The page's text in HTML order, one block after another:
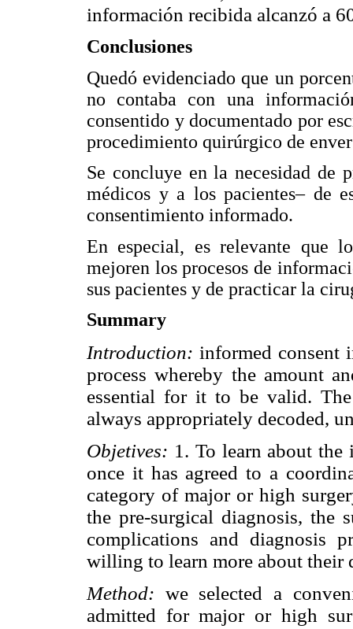
información recibida alcanzó a
Conclusiones
Quedó evidenciado que un
no contaba con una
consentido y documentado por
procedimiento quirúrgico de
Se concluye en la necesidad de
médicos y a los pacientes– de
consentimiento informado.
En especial, es relevante que
mejoren los procesos de
sus pacientes y de practicar la
Summary
Introduction: informed consent
process whereby the amount
essential for it to be valid.
always appropriately decoded,
Objetives: 1. To learn about
once it has agreed to a
category of major or high
the pre-surgical diagnosis, the
complications and diagnosis
willing to learn more about their
Method: we selected a
admitted for major or high